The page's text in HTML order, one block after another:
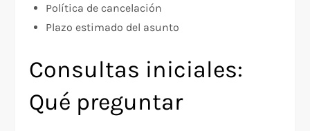
Política de cancelación
Plazo estimado del asunto
Consultas iniciales:
Qué preguntar